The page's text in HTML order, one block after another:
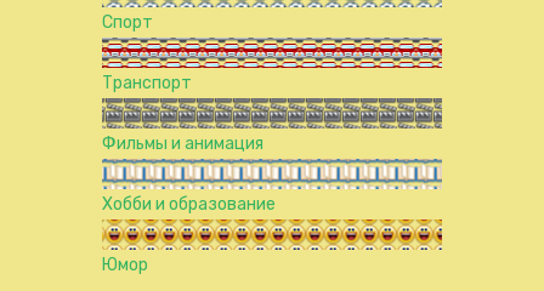
Спорт
Транспорт
Фильмы и анимация
Хобби и образование
Юмор